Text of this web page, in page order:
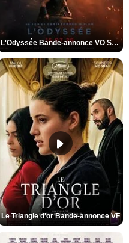
L'Odyssée Bande-annonce VO STFR
Le Triangle d'or Bande-annonce VF